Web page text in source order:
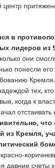
центр
в
лидеров из
они
понесли
тех,
когда к
что
из Кремля,
давние счеты к